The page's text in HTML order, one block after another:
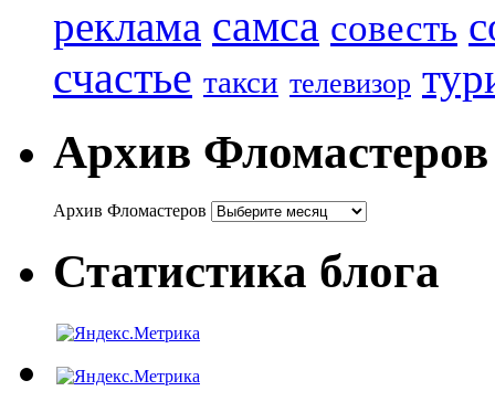
реклама самса совесть
счастье такси телевизор
Архив Фломастеров
Архив Фломастеров
Статистика блога